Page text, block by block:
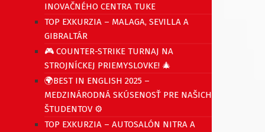
INOVAČNÉHO CENTRA TUKE
TOP EXKURZIA – MALAGA, SEVILLA A
GIBRALTÁR
🎮 COUNTER-STRIKE TURNAJ NA
STROJNÍCKEJ PRIEMYSLOVKE! 🎄
🌍BEST IN ENGLISH 2025 –
MEDZINÁRODNÁ SKÚSENOSŤ PRE NAŠICH
ŠTUDENTOV ⚙️
TOP EXKURZIA – AUTOSALÓN NITRA A